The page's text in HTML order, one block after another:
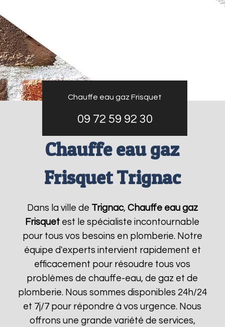
Chauffe eau gaz Frisquet
09 72 59 92 30
Chauffe eau gaz
Frisquet Trignac
Dans la ville de Trignac, Chauffe eau gaz
Frisquet est le spécialiste incontournable
pour tous vos besoins en plomberie. Notre
équipe d'experts intervient rapidement et
efficacement pour résoudre tous vos
problèmes de chauffe-eau, de gaz et de
plomberie. Nous sommes disponibles 24h/24
et 7j/7 pour répondre à vos urgence. Nous
offrons une grande variété de services,